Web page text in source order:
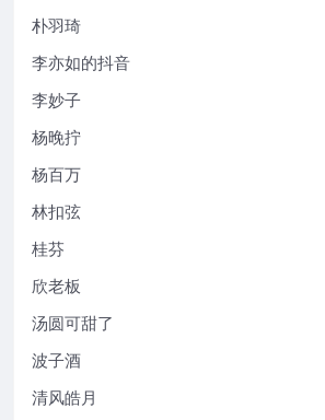
朴羽琦
李亦如的抖音
李妙子
杨晚拧
杨百万
林扣弦
桂芬
欣老板
汤圆可甜了
波子酒
清风皓月